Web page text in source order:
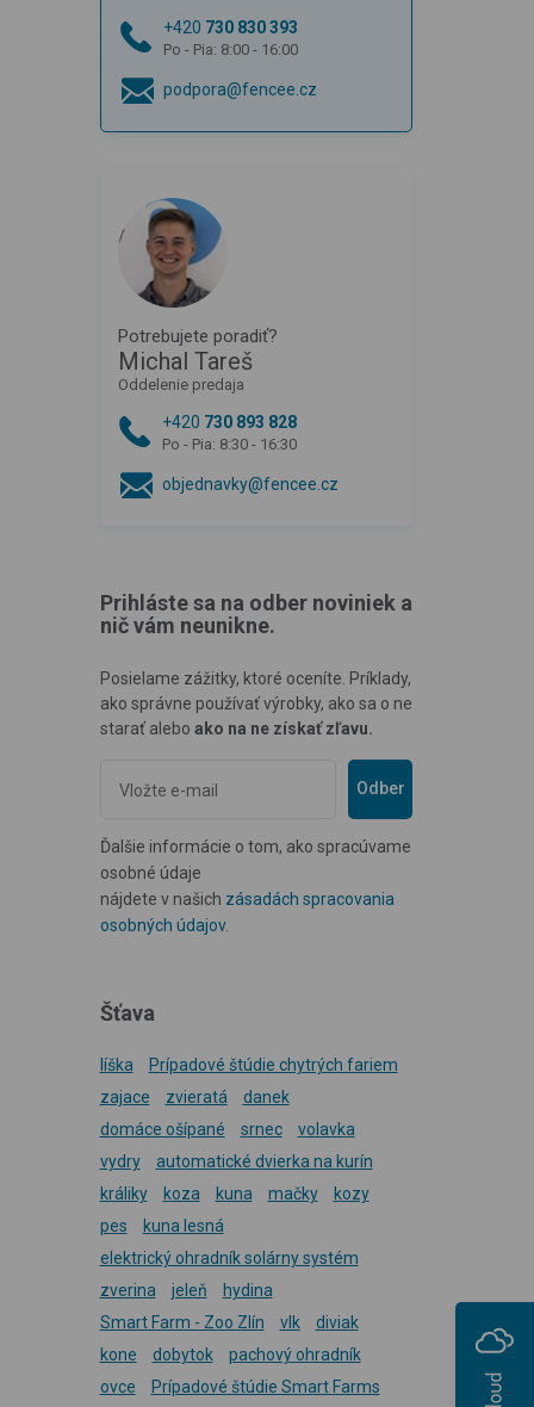
+420 730 830 393
Po - Pia: 8:00 - 16:00
podpora@fencee.cz
Potrebujete poradiť?
Michal Tareš
Oddelenie predaja
+420 730 893 828
Po - Pia: 8:30 - 16:30
objednavky@fencee.cz
Prihláste sa na odber noviniek a
nič vám neunikne.
Posielame zážitky, ktoré oceníte. Príklady,
ako správne používať výrobky, ako sa o ne
starať alebo ako na ne získať zľavu.
Odber
Ďalšie informácie o tom, ako spracúvame
osobné údaje
nájdete v našich zásadách spracovania
osobných údajov.
Šťava
líška
Prípadové štúdie chytrých fariem
zajace
zvieratá
danek
domáce ošípané
srnec
volavka
vydry
automatické dvierka na kurín
králiky
koza kuna mačky
kozy
pes
kuna lesná
elektrický ohradník solárny systém
zverina
jeleň
hydina
Smart Farm - Zoo Zlín
vlk
diviak
kone
dobytok
pachový ohradník
ovce
Prípadové štúdie Smart Farms